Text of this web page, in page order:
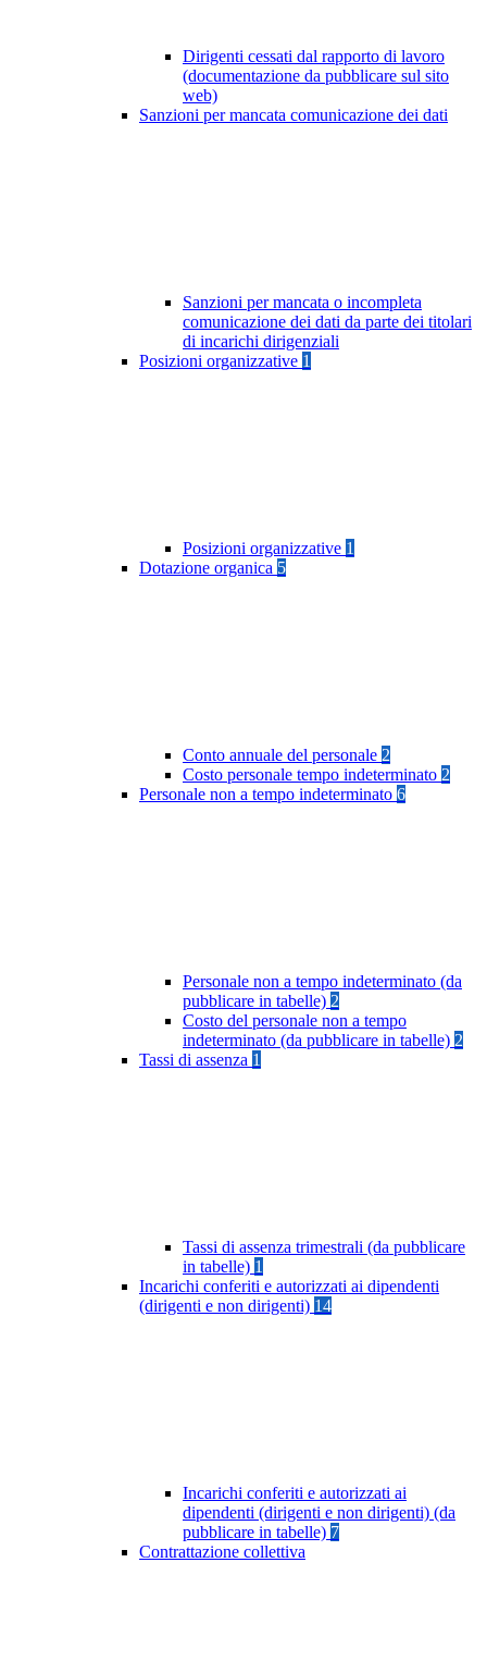
Dirigenti cessati dal rapporto di lavoro
(documentazione da pubblicare sul sito
web)
Sanzioni per mancata comunicazione dei dati
Sanzioni per mancata o incompleta
comunicazione dei dati da parte dei titolari
di incarichi dirigenziali
Posizioni organizzative 1
Posizioni organizzative 1
Dotazione organica 5
Conto annuale del personale 2
Costo personale tempo indeterminato 2
Personale non a tempo indeterminato 6
Personale non a tempo indeterminato (da
pubblicare in tabelle) 2
Costo del personale non a tempo
indeterminato (da pubblicare in tabelle) 2
Tassi di assenza 1
Tassi di assenza trimestrali (da pubblicare
in tabelle) 1
Incarichi conferiti e autorizzati ai dipendenti
(dirigenti e non dirigenti) 14
Incarichi conferiti e autorizzati ai
dipendenti (dirigenti e non dirigenti) (da
pubblicare in tabelle) 7
Contrattazione collettiva